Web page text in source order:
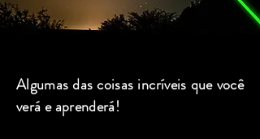
Algumas das coisas incríveis que você
verá e aprenderá!